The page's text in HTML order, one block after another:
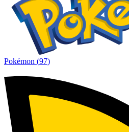
Pokémon (97)